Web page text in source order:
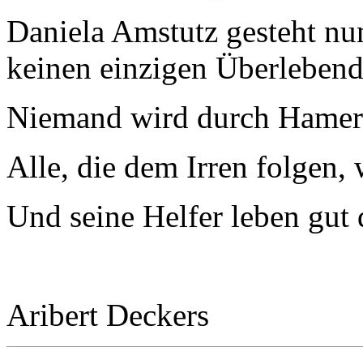
Daniela Amstutz gesteht
keinen einzigen
Niemand wird durch
Alle, die dem Irren folgen,
Und seine Helfer leben gut
Aribert Deckers